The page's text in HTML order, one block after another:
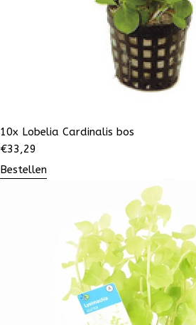
10x Lobelia Cardinalis bos
€33,29
Bestellen